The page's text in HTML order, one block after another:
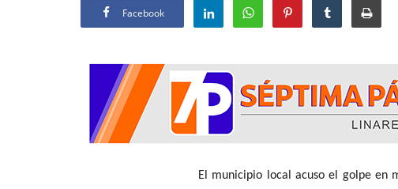
Facebook
El municipio local acuso el golpe en materia